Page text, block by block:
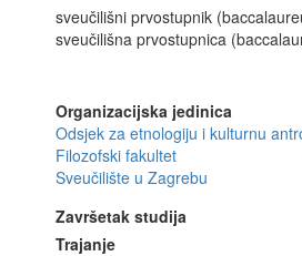
sveučilišni prvostupnik
sveučilišna prvostupnica
Organizacijska jedinica
Odsjek za etnologiju i kulturnu
Filozofski fakultet
Sveučilište u Zagrebu
Završetak studija
Trajanje